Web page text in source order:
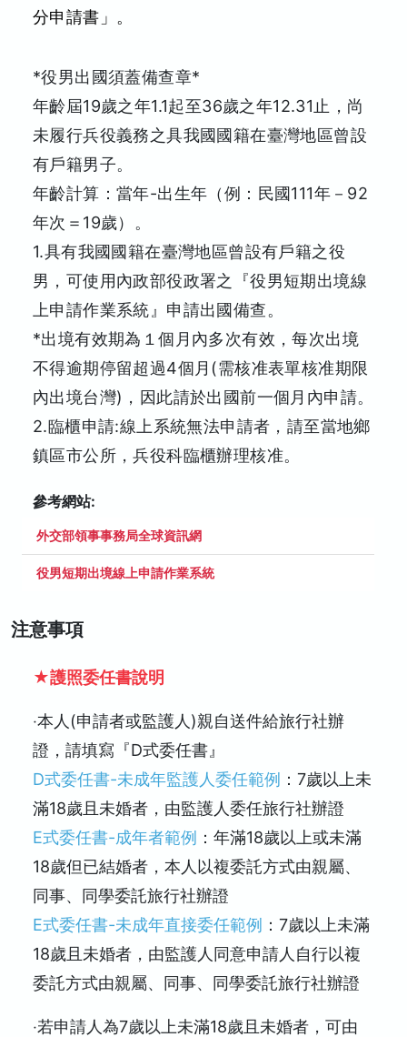
分申請書」。
*役男出國須蓋備查章*
年齡屆19歲之年1.1起至36歲之年12.31止，尚
未履行兵役義務之具我國國籍在臺灣地區曾設
有戶籍男子。
年齡計算：當年-出生年（例：民國111年－92
年次＝19歲）。
1.具有我國國籍在臺灣地區曾設有戶籍之役
男，可使用內政部役政署之『役男短期出境線
上申請作業系統』申請出國備查。
*出境有效期為１個月內多次有效，每次出境
不得逾期停留超過4個月(需核准表單核准期限
內出境台灣)，因此請於出國前一個月內申請。
2.臨櫃申請:線上系統無法申請者，請至當地鄉
鎮區市公所，兵役科臨櫃辦理核准。
參考網站:
外交部領事事務局全球資訊網
役男短期出境線上申請作業系統
注意事項
★護照委任書說明
‧本人(申請者或監護人)親自送件給旅行社辦
證，請填寫『D式委任書』
D式委任書-未成年監護人委任範例 ：7歲以上未
滿18歲且未婚者，由監護人委任旅行社辦證
E式委任書-成年者範例 ：年滿18歲以上或未滿
18歲但已結婚者，本人以複委託方式由親屬、
同事、同學委託旅行社辦證
E式委任書-未成年直接委任範例 ：7歲以上未滿
18歲且未婚者，由監護人同意申請人自行以複
委託方式由親屬、同事、同學委託旅行社辦證
‧若申請人為7歲以上未滿18歲且未婚者，可由